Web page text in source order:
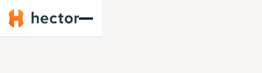
Hector